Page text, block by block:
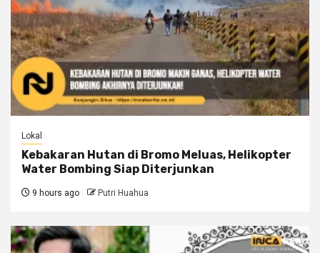
Lokal
Kebakaran Hutan di Bromo Meluas, Helikopter
Water Bombing Siap Diterjunkan
9 hours ago Putri Huahua